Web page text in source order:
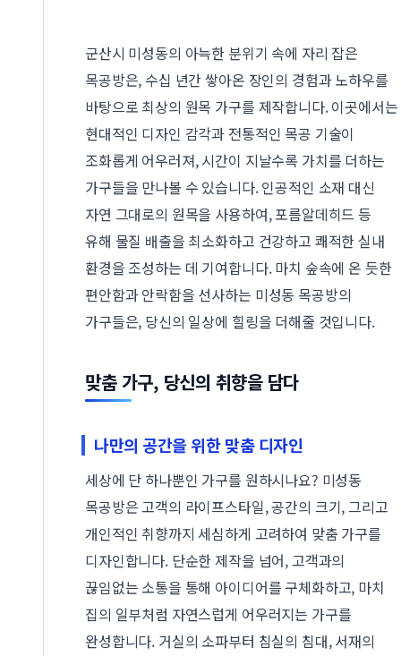
군산시 미성동의 아늑한 분위기 속에 자리 잡은
목공방은, 수십 년간 쌓아온 장인의 경험과 노하우를
바탕으로 최상의 원목 가구를 제작합니다. 이곳에서는
현대적인 디자인 감각과 전통적인 목공 기술이
조화롭게 어우러져, 시간이 지날수록 가치를 더하는
가구들을 만나볼 수 있습니다. 인공적인 소재 대신
자연 그대로의 원목을 사용하여, 포름알데히드 등
유해 물질 배출을 최소화하고 건강하고 쾌적한 실내
환경을 조성하는 데 기여합니다. 마치 숲속에 온 듯한
편안함과 안락함을 선사하는 미성동 목공방의
가구들은, 당신의 일상에 힐링을 더해줄 것입니다.
맞춤 가구, 당신의 취향을 담다
나만의 공간을 위한 맞춤 디자인
세상에 단 하나뿐인 가구를 원하시나요? 미성동
목공방은 고객의 라이프스타일, 공간의 크기, 그리고
개인적인 취향까지 세심하게 고려하여 맞춤 가구를
디자인합니다. 단순한 제작을 넘어, 고객과의
끊임없는 소통을 통해 아이디어를 구체화하고, 마치
집의 일부처럼 자연스럽게 어우러지는 가구를
완성합니다. 거실의 소파부터 침실의 침대, 서재의